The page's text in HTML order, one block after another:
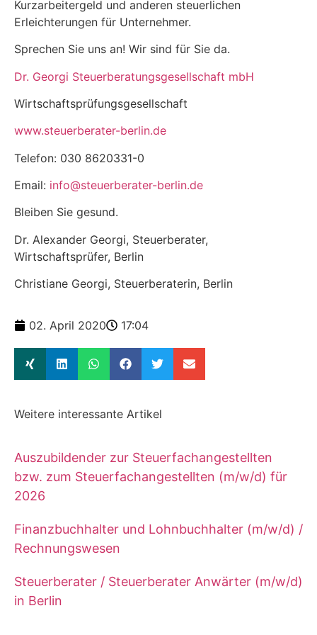
Kurzarbeitergeld und anderen steuerlichen
Erleichterungen für Unternehmer.
Sprechen Sie uns an! Wir sind für Sie da.
Dr. Georgi Steuerberatungsgesellschaft mbH
Wirtschaftsprüfungsgesellschaft
www.steuerberater-berlin.de
Telefon: 030 8620331-0
Email: info@steuerberater-berlin.de
Bleiben Sie gesund.
Dr. Alexander Georgi, Steuerberater,
Wirtschaftsprüfer, Berlin
Christiane Georgi, Steuerberaterin, Berlin
02. April 2020 17:04
Weitere interessante Artikel
Auszubildender zur Steuerfachangestellten
bzw. zum Steuerfachangestellten (m/w/d) für
2026
Finanzbuchhalter und Lohnbuchhalter (m/w/d) /
Rechnungswesen
Steuerberater / Steuerberater Anwärter (m/w/d)
in Berlin